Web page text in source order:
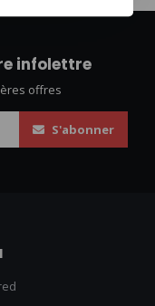
infolettre
offres
S'abonner